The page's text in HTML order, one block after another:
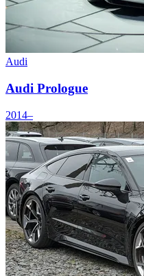
Audi
Audi Prologue
2014–